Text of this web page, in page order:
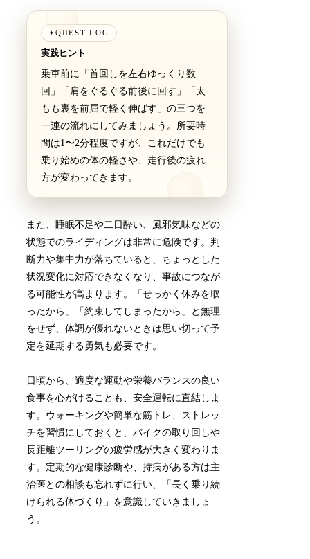
✦QUEST LOG
実践ヒント
乗車前に「首回しを左右ゆっくり数
回」「肩をぐるぐる前後に回す」「太
もも裏を前屈で軽く伸ばす」の三つを
一連の流れにしてみましょう。所要時
間は1〜2分程度ですが、これだけでも
乗り始めの体の軽さや、走行後の疲れ
方が変わってきます。
また、睡眠不足や二日酔い、風邪気味などの
状態でのライディングは非常に危険です。判
断力や集中力が落ちていると、ちょっとした
状況変化に対応できなくなり、事故につなが
る可能性が高まります。「せっかく休みを取
ったから」「約束してしまったから」と無理
をせず、体調が優れないときは思い切って予
定を延期する勇気も必要です。
日頃から、適度な運動や栄養バランスの良い
食事を心がけることも、安全運転に直結しま
す。ウォーキングや簡単な筋トレ、ストレッ
チを習慣にしておくと、バイクの取り回しや
長距離ツーリングの疲労感が大きく変わりま
す。定期的な健康診断や、持病がある方は主
治医との相談も忘れずに行い、「長く乗り続
けられる体づくり」を意識していきましょ
う。